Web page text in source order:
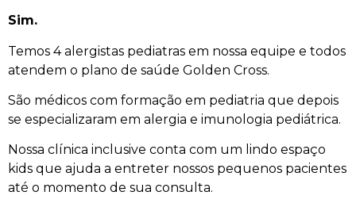
Sim.
Temos 4 alergistas pediatras em nossa equipe e todos
atendem o plano de saúde Golden Cross.
São médicos com formação em pediatria que depois
se especializaram em alergia e imunologia pediátrica.
Nossa clínica inclusive conta com um lindo espaço
kids que ajuda a entreter nossos pequenos pacientes
até o momento de sua consulta.